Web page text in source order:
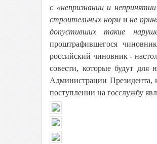
с «непризнании и
строительных нормине
допустивших такие
проштрафившегося
российский чиновник -
совести, которые будут
Администрации Президента,
поступлении на госслужбу